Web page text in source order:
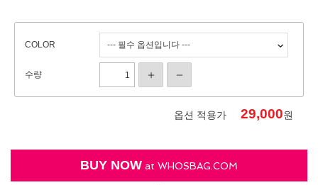
COLOR
수량
옵션 적용가 29,000원
BUY NOW at WHOSBAG.COM